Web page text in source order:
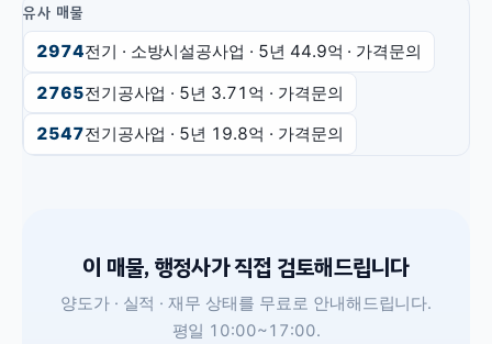
유사 매물
2974전기 · 소방시설공사업 · 5년 44.9억 · 가격문의
2765전기공사업 · 5년 3.71억 · 가격문의
2547전기공사업 · 5년 19.8억 · 가격문의
이 매물, 행정사가 직접 검토해드립니다
양도가 · 실적 · 재무 상태를 무료로 안내해드립니다.
평일 10:00~17:00.